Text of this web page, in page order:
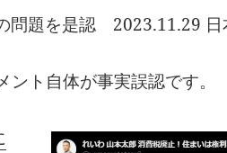
問題を是認 2023.11.29 日
ト自体が事実誤認です。